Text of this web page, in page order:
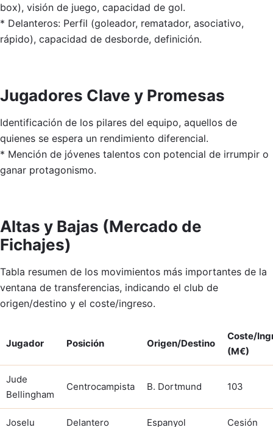
box), visión de juego, capacidad de gol.
* Delanteros: Perfil (goleador, rematador, asociativo,
rápido), capacidad de desborde, definición.
Jugadores Clave y Promesas
Identificación de los pilares del equipo, aquellos de
quienes se espera un rendimiento diferencial.
* Mención de jóvenes talentos con potencial de irrumpir o
ganar protagonismo.
Altas y Bajas (Mercado de
Fichajes)
Tabla resumen de los movimientos más importantes de la
ventana de transferencias, indicando el club de
origen/destino y el coste/ingreso.
Jugador Posición Origen/Destino
Coste/
(M€)
Jude
Bellingham
Centrocampista B. Dortmund 103
Joselu Delantero Espanyol Cesión